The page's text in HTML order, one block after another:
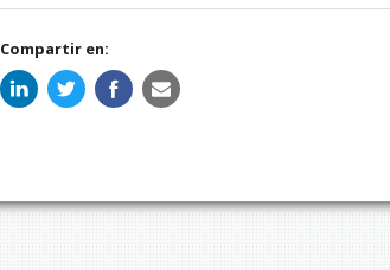
Compartir en: